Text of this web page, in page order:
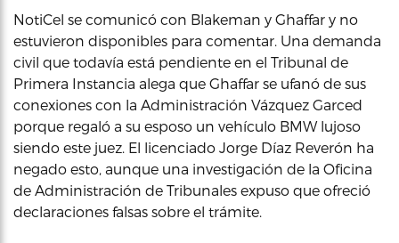
NotiCel se comunicó con Blakeman y Ghaffar y no
estuvieron disponibles para comentar. Una demanda
civil que todavía está pendiente en el Tribunal de
Primera Instancia alega que Ghaffar se ufanó de sus
conexiones con la Administración Vázquez Garced
porque regaló a su esposo un vehículo BMW lujoso
siendo este juez. El licenciado Jorge Díaz Reverón ha
negado esto, aunque una investigación de la Oficina
de Administración de Tribunales expuso que ofreció
declaraciones falsas sobre el trámite.